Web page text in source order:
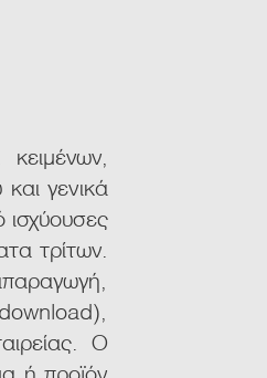
γενικά
ισχύουσες
τρίτων.
Ο